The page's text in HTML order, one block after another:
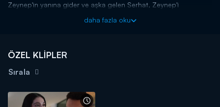
Zeynep'in yanına gider ve aşka gelen Serhat, Zeynep'i
daha fazla oku
ÖZEL KLİPLER
Sırala